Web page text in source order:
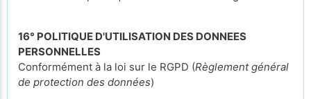
16° POLITIQUE D'UTILISATION DES DONNEES
PERSONNELLES
Conformément à la loi sur le RGPD (Règlement général
de protection des données)